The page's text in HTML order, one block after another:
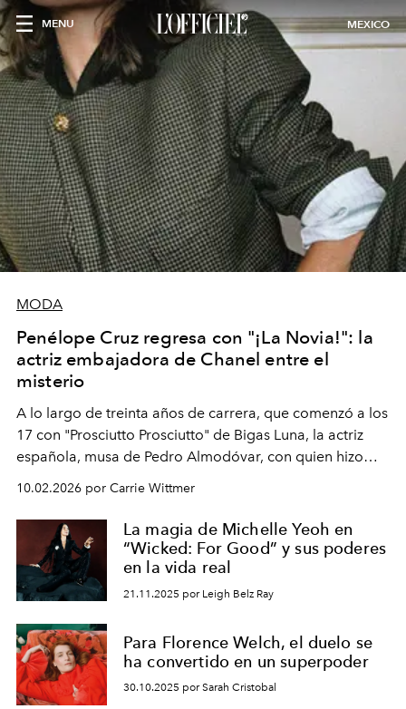
MENU MEXICO
MODA
Penélope Cruz regresa con "¡La Novia!": la
actriz embajadora de Chanel entre el
misterio
A lo largo de treinta años de carrera, que comenzó a los
17 con "Prosciutto Prosciutto" de Bigas Luna, la actriz
española, musa de Pedro Almodóvar, con quien hizo
Barcelona", ha dividido su tiempo entre Europa y
Estados Unidos. Su nueva película, "¡La novia!", está
dirigida por Maggie Gyllenhaal.
10.02.2026 por Carrie Wittmer
La magia de Michelle Yeoh en
“Wicked: For Good” y sus poderes
en la vida real
21.11.2025 por Leigh Belz Ray
Para Florence Welch, el duelo se
ha convertido en un superpoder
30.10.2025 por Sarah Cristobal